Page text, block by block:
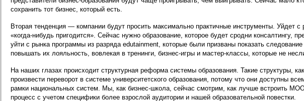
сохранить тот бизнес, который есть.
Вторая тенденция — компании будут просить максимально практичные инструменты. Уйдет
«когда-нибудь пригодится». Сейчас нужно образование, которое будет сродни консалтингу,
уйти с рынка программы из разряда edutainment, которые были призваны показать
повышать их лояльность, вовлекая в тренинги, бизнес-игры и мастер-классы, которые не
На наших глазах происходит структурная реформа системы образования. Такие структуры,
произвести переворот в системе университетского образования, потому что они доступны
рамки национальных систем. Мы, как бизнес-школа, сейчас смотрим, как лучше встроить
процесс с учетом специфики более взрослой аудитории и нашей образовательной повестки.